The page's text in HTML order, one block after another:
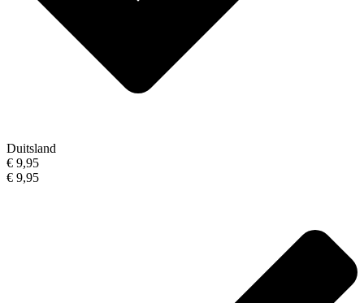
Duitsland
€ 9,95
€ 9,95